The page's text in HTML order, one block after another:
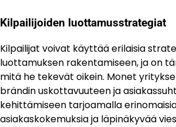
Kilpailijoiden luottamusstrategiat
Kilpailijat voivat käyttää erilaisia
luottamuksen rakentamiseen, ja on
mitä he tekevät oikein. Monet
brändin uskottavuuteen ja
kehittämiseen tarjoamalla
asiakaskokemuksia ja läpinäkyvää